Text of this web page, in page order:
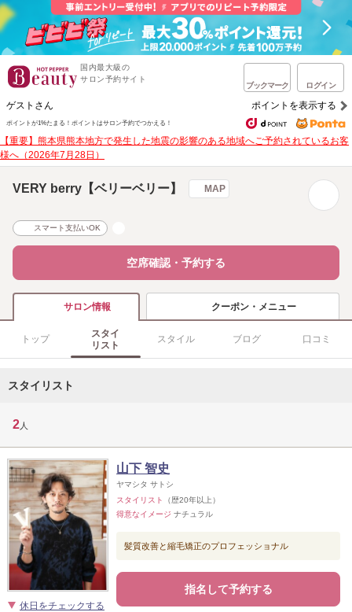
国内最大級の
サロン予約サイト
ブックマーク ログイン
ゲストさん ポイントを表示する
ポイントが1%たまる！ ポイントはサロン予約でつかえる！
【重要】熊本県熊本地方で発生した地震の影響のある地域へご予約されているお客
様へ（2026年7月28日）
VERY berry【ベリーベリー】 MAP
スマート支払いOK
空席確認・予約する
サロン情報 クーポン・メニュー
トップ
スタイ
リスト
スタイル ブログ 口コミ
スタイリスト
2 人
休日をチェックする
山下 智史
ヤマシタ サトシ
スタイリスト
（歴20年以上）
得意なイメージ ナチュラル
髪質改善と縮毛矯正のプロフェッショナル
指名して予約する